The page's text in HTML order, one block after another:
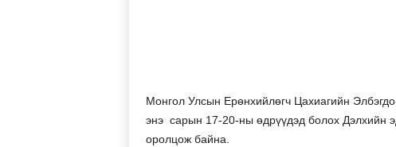
Монгол Улсын Ерөнхийлөгч Цахиагийн
энэ сарын 17-20-ны өдрүүдэд болох Дэлхийн
оролцож байна.